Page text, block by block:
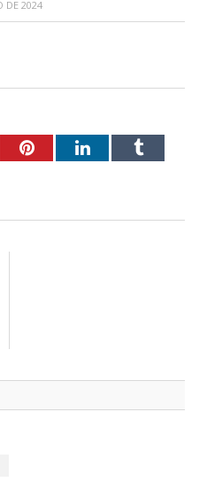
DE 2024
PinterestLinkedInTumblr